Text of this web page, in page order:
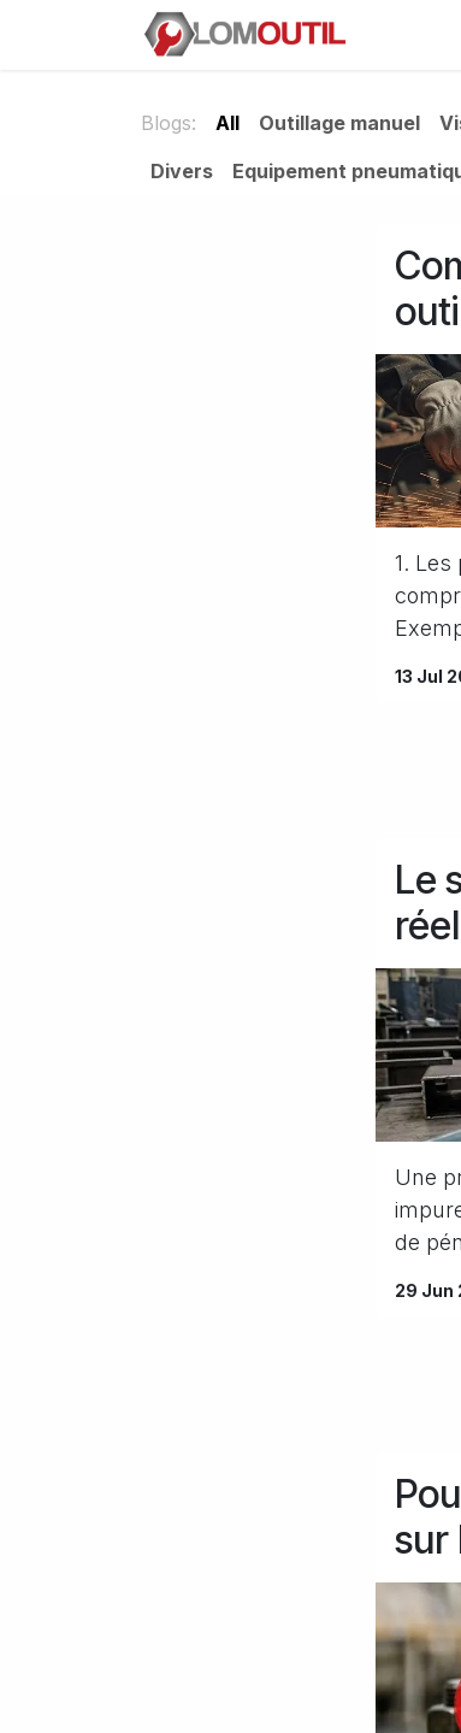
Blogs: All Outillage manuel
Divers
Equipement
1. Les
13 Jul
Le
Une
de
29 Jun
sur